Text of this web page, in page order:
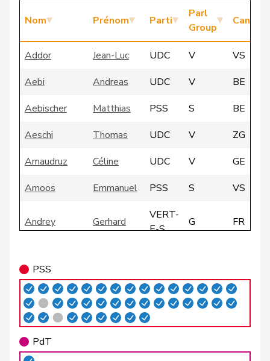
Nom Prénom Parti
Parl
Group
Canton
Addor Jean-Luc UDC V
VS
Aebi
Andreas UDC V
BE
Aebischer
Matthias PSS S
BE
Aeschi
Thomas UDC V
ZG
Amaudruz
Céline UDC V
GE
Amoos
Emmanuel PSS S VS
Andrey Gerhard
VERT-
E-S
G FR
Badertscher Christine
VERT-
E-S
G BE
Badran Jacqueline PSS S
ZH
Barrile
Angelo PSS S ZH
PSS
PdT